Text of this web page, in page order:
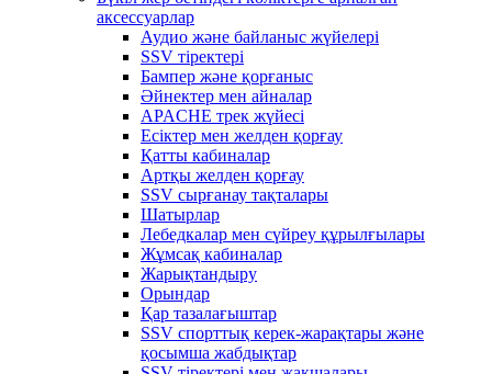
аксессуарлар
Аудио және байланыс жүйелері
SSV тіректері
Бампер және қорғаныс
Әйнектер мен айналар
APACHE трек жүйесі
Есіктер мен желден қорғау
Қатты кабиналар
Артқы желден қорғау
SSV сырғанау тақталары
Шатырлар
Лебедкалар мен сүйреу құрылғылары
Жұмсақ кабиналар
Жарықтандыру
Орындар
Қар тазалағыштар
SSV спорттық керек-жарақтары және
қосымша жабдықтар